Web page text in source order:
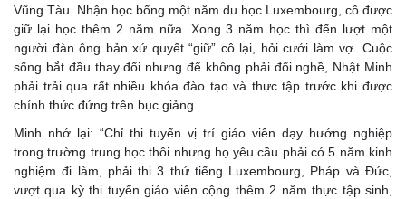
Vũng Tàu. Nhận học bổng một năm du học Luxembourg, cô được
giữ lại học thêm 2 năm nữa. Xong 3 năm học thì đến lượt một
người đàn ông bản xứ quyết “giữ” cô lại, hỏi cưới làm vợ. Cuộc
sống bắt đầu thay đổi nhưng để không phải đổi nghề, Nhật Minh
phải trải qua rất nhiều khóa đào tạo và thực tập trước khi được
chính thức đứng trên bục giảng.
Minh nhớ lại: “Chỉ thi tuyển vị trí giáo viên dạy hướng nghiệp
trong trường trung học thôi nhưng họ yêu cầu phải có 5 năm kinh
nghiệm đi làm, phải thi 3 thứ tiếng Luxembourg, Pháp và Đức,
vượt qua kỳ thi tuyển giáo viên cộng thêm 2 năm thực tập sinh,